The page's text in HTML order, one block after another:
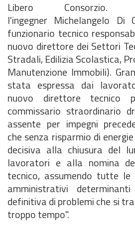
Libero
l'ingegner Michelangelo Di
funzionario tecnico
nuovo direttore dei Settori
Stradali, Edilizia Scolastica,
Manutenzione Immobili).
stata espressa dai
nuovo direttore tecnico
commissario straordinario
assente per impegni
che senza risparmio di
decisiva alla chiusura del
lavoratori e alla nomina
tecnico, assumendo tutte
amministrativi
definitiva di problemi che si
troppo tempo".